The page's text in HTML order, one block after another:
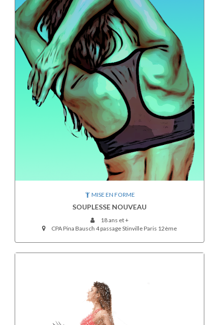
MISE EN FORME
SOUPLESSE NOUVEAU
18 ans et +
CPA Pina Bausch 4 passage Stinville Paris 12ème